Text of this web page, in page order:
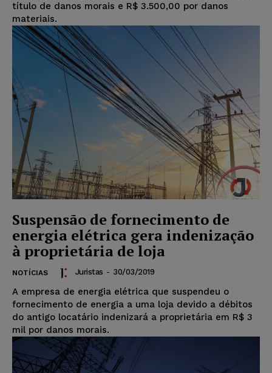
título de danos morais e R$ 3.500,00 por danos
materiais.
Suspensão de fornecimento de
energia elétrica gera indenização
à proprietária de loja
NOTÍCIAS Juristas - 30/03/2019
A empresa de energia elétrica que suspendeu o
fornecimento de energia a uma loja devido a débitos
do antigo locatário indenizará a proprietária em R$ 3
mil por danos morais.